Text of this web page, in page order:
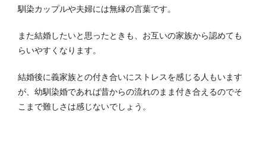
馴染カップルや夫婦には無縁の言葉です。
また結婚したいと思ったときも、お互いの家族から認めても
らいやすくなります。
結婚後に義家族との付き合いにストレスを感じる人もいます
が、幼馴染婚であれば昔からの流れのまま付き合えるのでそ
こまで難しさは感じないでしょう。